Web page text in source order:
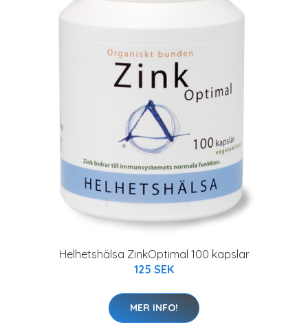
Helhetshälsa ZinkOptimal 100 kapslar
125 SEK
MER INFO!